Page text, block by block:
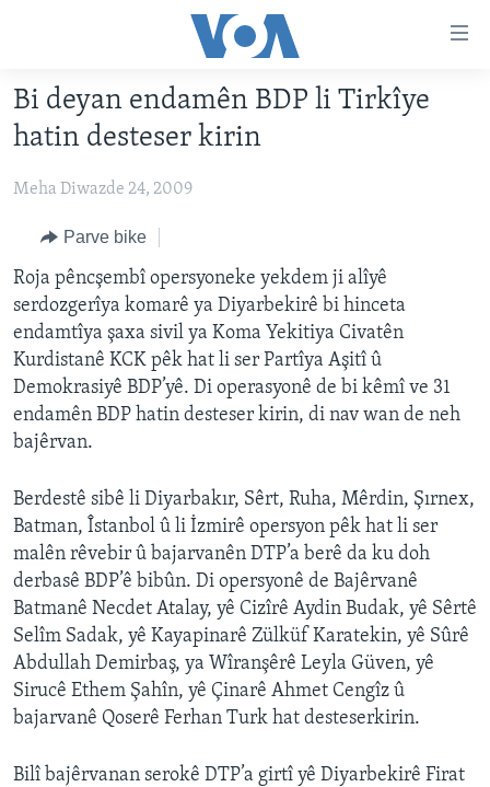
Yekser
here
naveroka
Yekser
serekî
Yekser
here
Lêgerînê
DESTPÊK
VÎDYO GALERÎ
FOTO GALERÎ
RADYO
HEVPEYVÎN
HERÊMÊN KURDAN
AMERÎKA
TIRKÎYE
SÛRÎYE
ÎRAQ
ÎRAN
ROJHILATA NAVÎN
ÇAND Û HUNER
SERNIVÎS
SORANÎ
Learning English
FOLLOW US
Bi deyan endamên BDP li Tirkîye
hatin desteser kirin
Meha Diwazde 24, 2009
Parve bike
Roja pêncşembî opersyoneke yekdem ji alîyê
serdozgerîya komarê ya Diyarbekirê bi hinceta
endamtîya şaxa sivil ya Koma Yekitiya Civatên
Kurdistanê KCK pêk hat li ser Partîya Aşitî û
Demokrasiyê BDP’yê. Di operasyonê de bi kêmî ve 31
endamên BDP hatin desteser kirin, di nav wan de neh
bajêrvan.
Berdestê sibê li Diyarbakır, Sêrt, Ruha, Mêrdin, Şırnex,
Batman, Îstanbol û li İzmirê opersyon pêk hat li ser
malên rêvebir û bajarvanên DTP’a berê da ku doh
derbasê BDP’ê bibûn. Di opersyonê de Bajêrvanê
Batmanê Necdet Atalay, yê Cizîrê Aydin Budak, yê Sêrtê
Selîm Sadak, yê Kayapinarê Zülküf Karatekin, yê Sûrê
Abdullah Demirbaş, ya Wîranşêrê Leyla Güven, yê
Sirucê Ethem Şahîn, yê Çinarê Ahmet Cengîz û
bajarvanê Qoserê Ferhan Turk hat desteserkirin.
Bilî bajêrvanan serokê DTP’a girtî yê Diyarbekirê Firat